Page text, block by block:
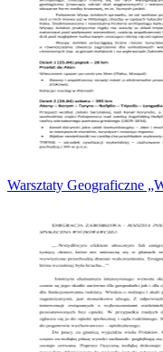
Warsztaty Geograficzne